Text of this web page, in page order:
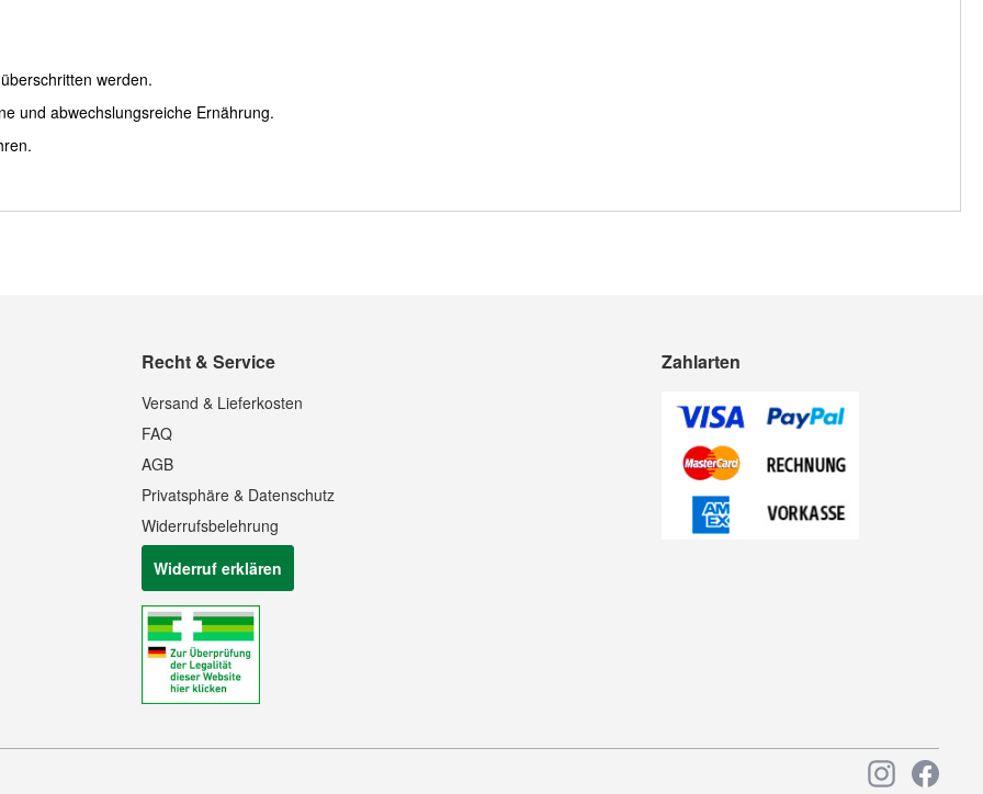
werden.
und abwechslungsreiche Ernährung.
Recht & Service
Versand & Lieferkosten
FAQ
AGB
Privatsphäre & Datenschutz
Widerrufsbelehrung
Widerruf erklären
Zahlarten